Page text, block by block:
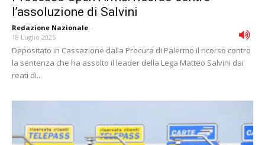
l’assoluzione di Salvini
Redazione Nazionale -
18 Luglio 2025
Depositato in Cassazione dalla Procura di Palermo il ricorso contro
la sentenza che ha assolto il leader della Lega Matteo Salvini dai
reati di...